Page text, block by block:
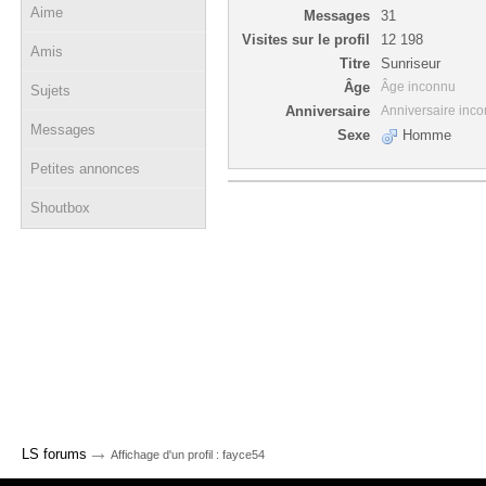
Aime
Amis
Sujets
Messages
Petites annonces
Shoutbox
Messages
31
Visites sur le profil
12 198
Titre
Sunriseur
Âge
Âge inconnu
Anniversaire Anniversaire
Sexe Homme
LS forums → Affichage d'un profil : fayce54